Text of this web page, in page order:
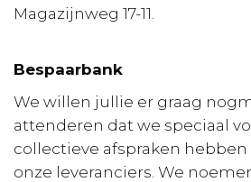
Magazijnweg 17-11.
Bespaarbank
We willen jullie er graag
attenderen dat we speciaal
collectieve afspraken
onze leveranciers. We